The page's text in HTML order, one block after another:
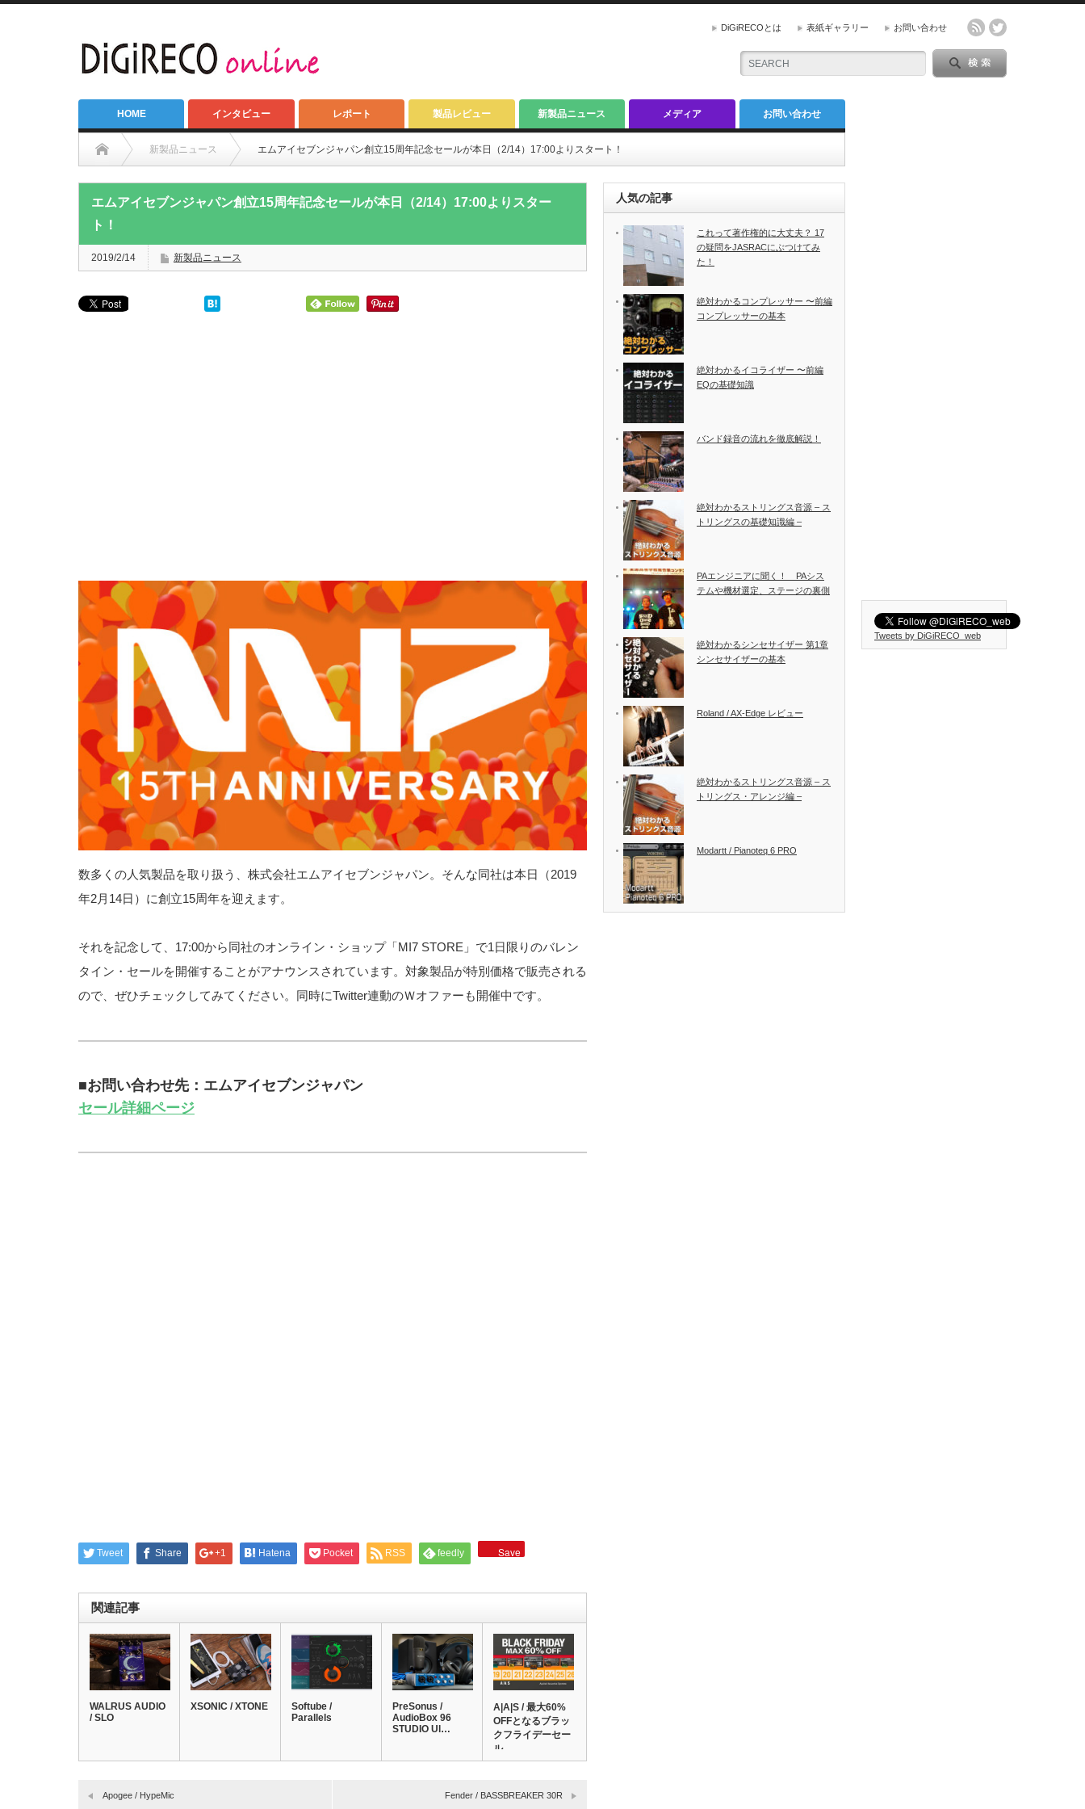
DiGiRECOとは 表紙ギャラリー お問い合わせ
HOME インタビュー レポート 製品レビュー 新製品ニュース メディア お問い合わせ
新製品ニュース エムアイセブンジャパン創立15周年記念セールが本日（2/14）17:00よりスタート！
エムアイセブンジャパン創立15周年記念セールが本日（2/14）17:00よりスター
ト！
2019/2/14 新製品ニュース
数多くの人気製品を取り扱う、株式会社エムアイセブンジャパン。そんな同社は本日（2019
年2月14日）に創立15周年を迎えます。
それを記念して、17:00から同社のオンライン・ショップ「MI7 STORE」で1日限りのバレン
タイン・セールを開催することがアナウンスされています。対象製品が特別価格で販売される
ので、ぜひチェックしてみてください。同時にTwitter連動のＷオファーも開催中です。
■お問い合わせ先：エムアイセブンジャパン
セール詳細ページ
Tweet Share +1 Hatena Pocket RSS feedly Save
関連記事
WALRUS AUDIO
/ SLO
XSONIC / XTONE
Softube /
Parallels
PreSonus /
AudioBox 96
STUDIO Ul…
A|A|S / 最大60%
OFFとなるブラッ
クフライデーセー
ル…
Apogee / HypeMic Fender / BASSBREAKER 30R
人気の記事
これって著作権的に大丈夫？ 17
の疑問をJASRACにぶつけてみ
た！
絶対わかるコンプレッサー 〜前編
コンプレッサーの基本
絶対わかるイコライザー 〜前編
EQの基礎知識
バンド録音の流れを徹底解説！
絶対わかるストリングス音源 – ス
トリングスの基礎知識編 –
PAエンジニアに聞く！ PAシス
テムや機材選定、ステージの裏側
絶対わかるシンセサイザー 第1章
シンセサイザーの基本
Roland / AX-Edge レビュー
絶対わかるストリングス音源 – ス
トリングス・アレンジ編 –
Modartt / Pianoteq 6 PRO
Tweets by DiGiRECO_web